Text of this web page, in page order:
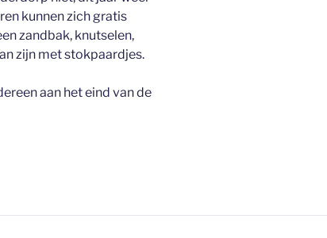
kunnen zich gratis
zandbak, knutselen,
zijn met stokpaardjes.
aan het eind van de